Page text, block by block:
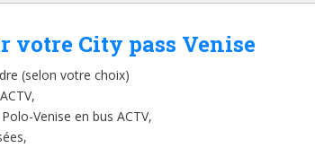
votre City pass Venise
(selon votre choix)
Venise en bus ACTV,